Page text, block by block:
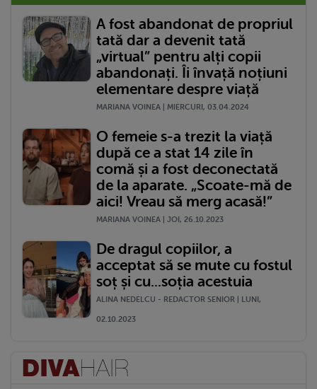
A fost abandonat de propriul
tată dar a devenit tată
„virtual” pentru alți copii
abandonați. Îi învață noțiuni
elementare despre viață
MARIANA VOINEA | MIERCURI, 03.04.2024
O femeie s-a trezit la viață
după ce a stat 14 zile în
comă și a fost deconectată
de la aparate. „Scoate-mă de
aici! Vreau să merg acasă!”
MARIANA VOINEA | JOI, 26.10.2023
De dragul copiilor, a
acceptat să se mute cu fostul
soț și cu...soția acestuia
ALINA NEDELCU - REDACTOR SENIOR | LUNI,
02.10.2023